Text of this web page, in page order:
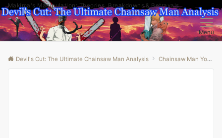
Makima's Manipulation: Theories, Breakdowns & Betrayals
Menu
Devil's Cut: The Ultimate Chainsaw Man Analysis Chainsaw Man Youtube